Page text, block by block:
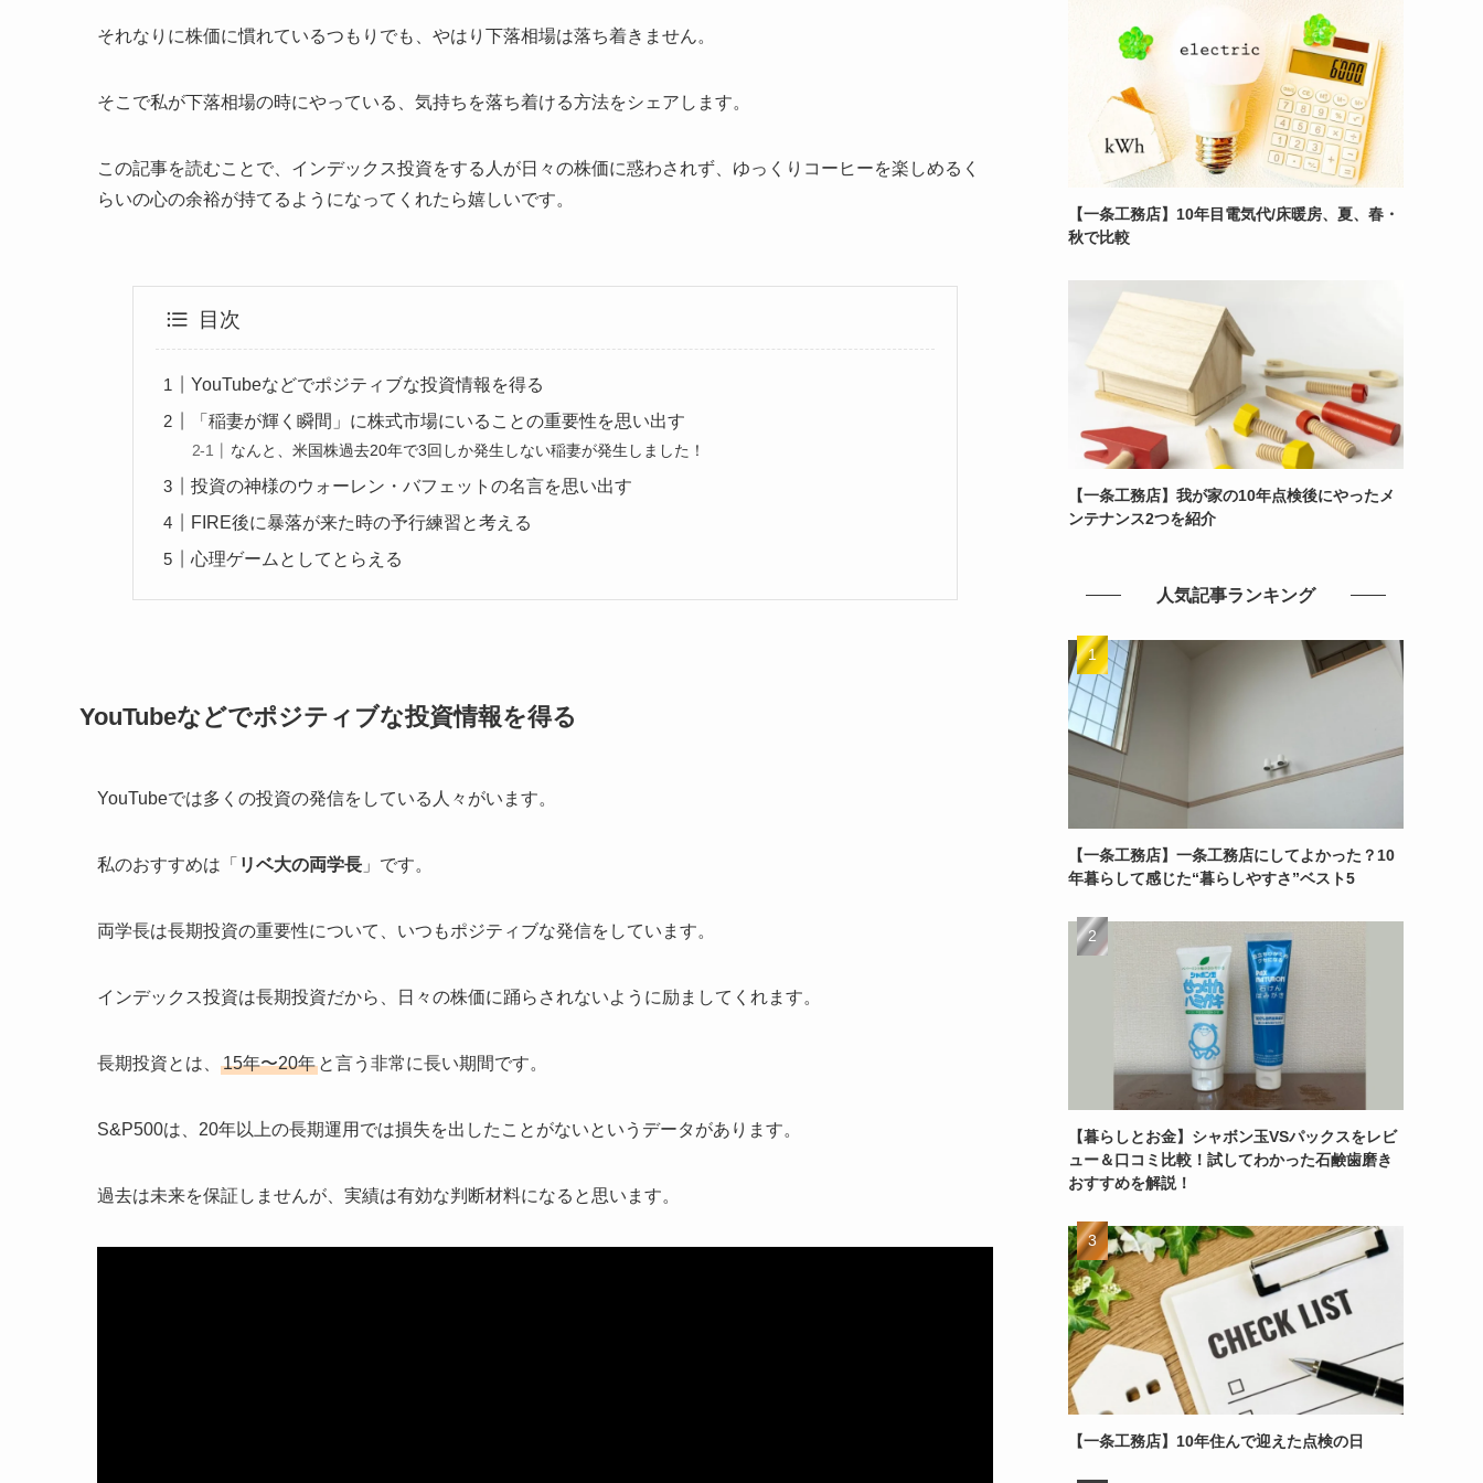
それなりに株価に慣れているつもりでも、やはり下落相場は落ち着きません。
そこで私が下落相場の時にやっている、気持ちを落ち着ける方法をシェアします。
この記事を読むことで、インデックス投資をする人が日々の株価に惑わされず、ゆっくりコーヒーを楽しめるく
らいの心の余裕が持てるようになってくれたら嬉しいです。
目次
YouTubeなどでポジティブな投資情報を得る
「稲妻が輝く瞬間」に株式市場にいることの重要性を思い出す
なんと、米国株過去20年で3回しか発生しない稲妻が発生しました！
投資の神様のウォーレン・バフェットの名言を思い出す
FIRE後に暴落が来た時の予行練習と考える
心理ゲームとしてとらえる
YouTubeなどでポジティブな投資情報を得る
YouTubeでは多くの投資の発信をしている人々がいます。
私のおすすめは「 リベ大の両学長 」です。
両学長は長期投資の重要性について、いつもポジティブな発信をしています。
インデックス投資は長期投資だから、日々の株価に踊らされないように励ましてくれます。
長期投資とは、 15年〜20年 と言う非常に長い期間です。
S&P500は、20年以上の長期運用では損失を出したことがないというデータがあります。
過去は未来を保証しませんが、実績は有効な判断材料になると思います。
【一条工務店】10年目電気代/床暖房、夏、春・
秋で比較
【一条工務店】我が家の10年点検後にやったメ
ンテナンス2つを紹介
人気記事ランキング
【一条工務店】一条工務店にしてよかった？10
年暮らして感じた“暮らしやすさ”ベスト5
【暮らしとお金】シャボン玉VSパックスをレビ
ュー＆口コミ比較！試してわかった石鹸歯磨き
おすすめを解説！
【一条工務店】10年住んで迎えた点検の日